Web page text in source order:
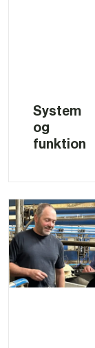
System
og
funktion